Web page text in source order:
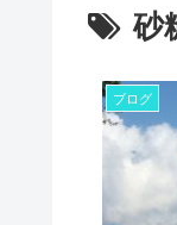
砂
ブログ